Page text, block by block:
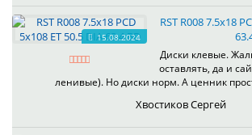
15.08.2024
RST R008 7.5x18
Диски клевые.
оставлять, да и
ленивые). Но диски норм. А ценник
Хвостиков Сергей